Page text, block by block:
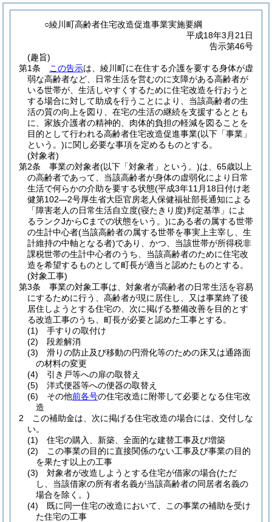
○綾川町高齢者住宅改造促進事業実施要綱
平成18年3月21日
告示第46号
(趣旨)
第1条
この告示は、綾川町に在住する介護を要する身体が虚
弱な高齢者など、日常生活を営むのに支障がある高齢者が
いる世帯が、生活しやすくするために住宅改造を行おうと
する場合に対して助成を行うことにより、当該高齢者の生
活の質の向上を図り、在宅の生活の継続を支援するととも
に、家族介護者の精神的、肉体的負担の軽減を図ることを
目的として行われる高齢者住宅改造促進事業(以下「事業」
という。)に関し必要な事項を定めるものとする。
(対象者)
第2条
事業の対象者(以下「対象者」という。)は、65歳以上
の高齢者であって、当該高齢者が身体の虚弱化により日常
生活で何らかの介助を要する状態(平成3年11月18日付け老
健第102―2号厚生省大臣官房老人保健福祉部長通知による
「障害老人の日常生活自立度(寝たきり度)判定基準」によ
るランクJからCまでの状態をいう。)にある者の属する世帯
の生計中心者(当該高齢者の属する世帯を事実上主宰し、生
計維持の中軸となる者)であり、かつ、当該世帯が所得税非
課税世帯の生計中心者のうち、当該高齢者のために住宅改
造を希望するものとして町長が適当と認めたものとする。
(対象工事)
第3条
事業の対象工事は、対象者が高齢者の日常生活を容易
にするために行う、高齢者が現に居住し、又は事業終了後
居住しようとする住宅の、次に掲げる整備改善を目的とす
る改造工事のうち、町長が必要と認めた工事とする。
(1)
手すりの取付け
(2)
段差解消
(3)
滑りの防止及び移動の円滑化等のための床又は通路面
の材料の変更
(4)
引き戸等への扉の取替え
(5)
洋式便器等への便器の取替え
(6)
その他前各号の住宅改造に附帯して必要となる住宅改
造
2
この補助金は、次に掲げる住宅改造の場合には、交付しな
い。
(1)
住宅の購入、新築、全面的な建替工事及び増築
(2)
この事業の目的に直接関係のない工事及び事業の目的
を果たす以上の工事
(3)
対象者が改造しようとする住宅が借家の場合(ただ
し、当該借家の所有者名義が当該高齢者の同居者名義の
場合を除く。)
(4)
既に同一住宅の改造において、この事業の補助を受け
た住宅の工事